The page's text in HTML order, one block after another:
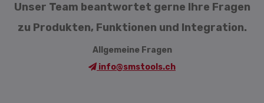
Unser Team beantwortet gerne Ihre Fragen
zu Produkten, Funktionen und Integration.
Allgemeine Fragen
info@smstools.ch